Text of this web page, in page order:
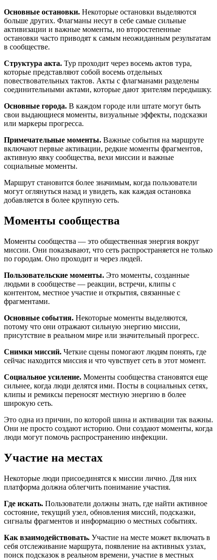
Основные остановки. Некоторые остановки выделяются
больше других. Флагманы несут в себе самые сильные
активизации и важные моменты, но второстепенные
остановки часто приводят к самым неожиданным результатам
в сообществе.
Структура акта. Тур проходит через восемь актов тура,
которые представляют собой восемь отдельных
повествовательных тактов. Акты с флагманами разделены
соединительными актами, которые дают зрителям передышку.
Основные города. В каждом городе или штате могут быть
свои выдающиеся моменты, визуальные эффекты, подсказки
или маркеры прогресса.
Примечательные моменты. Важные события на маршруте
включают первые активации, редкие моменты фрагментов,
активную явку сообщества, вехи миссии и важные
социальные моменты.
Маршрут становится более значимым, когда пользователи
могут оглянуться назад и увидеть, как каждая остановка
добавляется в более крупную сеть.
Моменты сообщества
Моменты сообщества — это общественная энергия вокруг
миссии. Они показывают, что сеть распространяется не только
по городам. Оно проходит и через людей.
Пользовательские моменты. Это моменты, созданные
людьми в сообществе — реакции, встречи, клипы с
контентом, местное участие и открытия, связанные с
фрагментами.
Основные события. Некоторые моменты выделяются,
потому что они отражают сильную энергию миссии,
присутствие в реальном мире или значительный прогресс.
Снимки миссий. Четкие сцены помогают людям понять, где
сейчас находится миссия и что чувствует сеть в этот момент.
Социальное усиление. Моменты сообщества становятся еще
сильнее, когда люди делятся ими. Посты в социальных сетях,
клипы и ремиксы переносят местную энергию в более
широкую сеть.
Это одна из причин, по которой шина и активации так важны.
Они не просто создают историю. Они создают моменты, когда
люди могут помочь распространению инфекции.
Участие на местах
Некоторые люди присоединятся к миссии лично. Для них
платформа должна облегчить понимание участия.
Где искать. Пользователи должны знать, где найти активное
состояние, текущий узел, обновления миссий, подсказки,
сигналы фрагментов и информацию о местных событиях.
Как взаимодействовать. Участие на месте может включать в
себя отслеживание маршрута, появление на активных узлах,
поиск подсказок в реальном времени, участие в местных